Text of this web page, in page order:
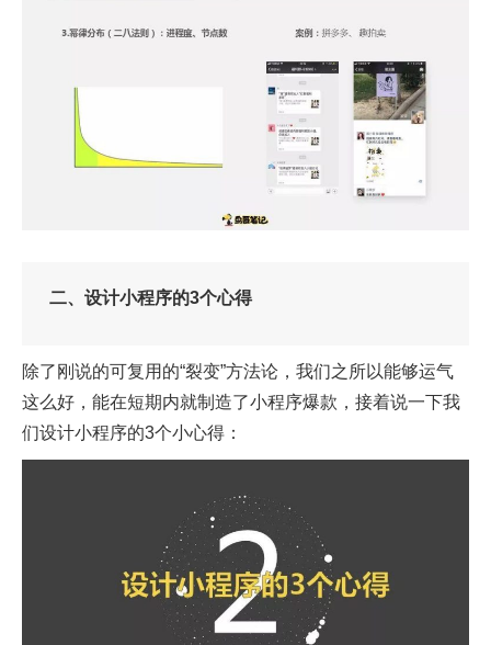
二、设计小程序的3个心得
除了刚说的可复用的“裂变”方法论，我们之所以能够运气
这么好，能在短期内就制造了小程序爆款，接着说一下我
们设计小程序的3个小心得：